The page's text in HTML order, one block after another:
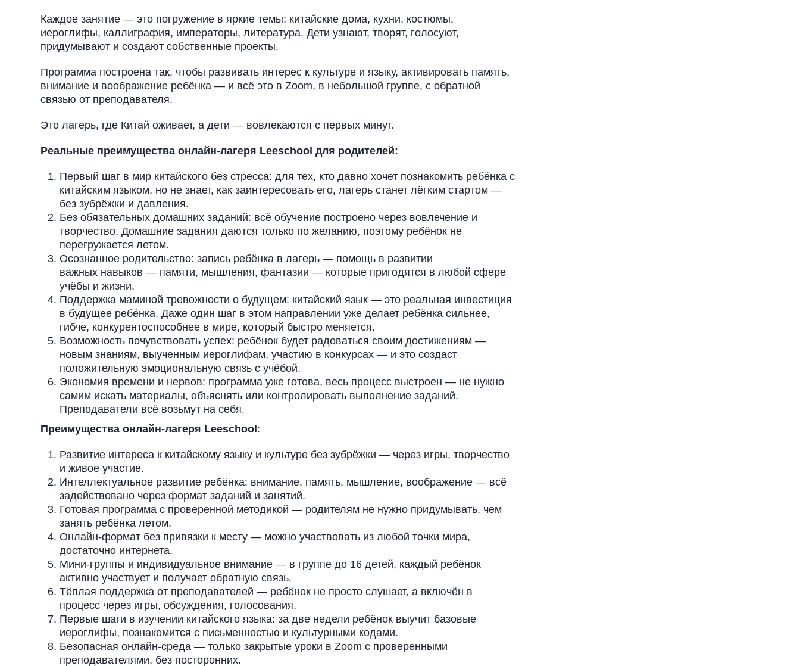
Каждое занятие — это погружение в яркие темы: китайские дома, кухни, костюмы,
иероглифы, каллиграфия, императоры, литература. Дети узнают, творят, голосуют,
придумывают и создают собственные проекты.
Программа построена так, чтобы развивать интерес к культуре и языку, активировать память,
внимание и воображение ребёнка — и всё это в Zoom, в небольшой группе, с обратной
связью от преподавателя.
Это лагерь, где Китай оживает, а дети — вовлекаются с первых минут.
Реальные преимущества онлайн-лагеря Leeschool для родителей:
Первый шаг в мир китайского без стресса: для тех, кто давно хочет познакомить ребёнка с
китайским языком, но не знает, как заинтересовать его, лагерь станет лёгким стартом —
без зубрёжки и давления.
Без обязательных домашних заданий: всё обучение построено через вовлечение и
творчество. Домашние задания даются только по желанию, поэтому ребёнок не
перегружается летом.
Осознанное родительство: запись ребёнка в лагерь — помощь в развитии
важных навыков — памяти, мышления, фантазии — которые пригодятся в любой сфере
учёбы и жизни.
Поддержка маминой тревожности о будущем: китайский язык — это реальная инвестиция
в будущее ребёнка. Даже один шаг в этом направлении уже делает ребёнка сильнее,
гибче, конкурентоспособнее в мире, который быстро меняется.
Возможность почувствовать успех: ребёнок будет радоваться своим достижениям —
новым знаниям, выученным иероглифам, участию в конкурсах — и это создаст
положительную эмоциональную связь с учёбой.
Экономия времени и нервов: программа уже готова, весь процесс выстроен — не нужно
самим искать материалы, объяснять или контролировать выполнение заданий.
Преподаватели всё возьмут на себя.
Преимущества онлайн-лагеря Leeschool :
Развитие интереса к китайскому языку и культуре без зубрёжки — через игры, творчество
и живое участие.
Интеллектуальное развитие ребёнка: внимание, память, мышление, воображение — всё
задействовано через формат заданий и занятий.
Готовая программа с проверенной методикой — родителям не нужно придумывать, чем
занять ребёнка летом.
Онлайн-формат без привязки к месту — можно участвовать из любой точки мира,
достаточно интернета.
Мини-группы и индивидуальное внимание — в группе до 16 детей, каждый ребёнок
активно участвует и получает обратную связь.
Тёплая поддержка от преподавателей — ребёнок не просто слушает, а включён в
процесс через игры, обсуждения, голосования.
Первые шаги в изучении китайского языка: за две недели ребёнок выучит базовые
иероглифы, познакомится с письменностью и культурными кодами.
Безопасная онлайн-среда — только закрытые уроки в Zoom с проверенными
преподавателями, без посторонних.